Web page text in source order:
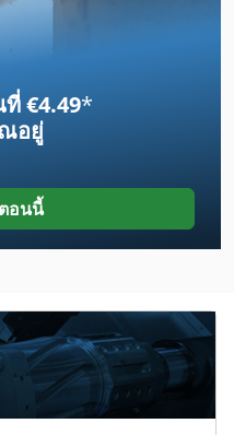
€4.49*
อยู่
อนนี้